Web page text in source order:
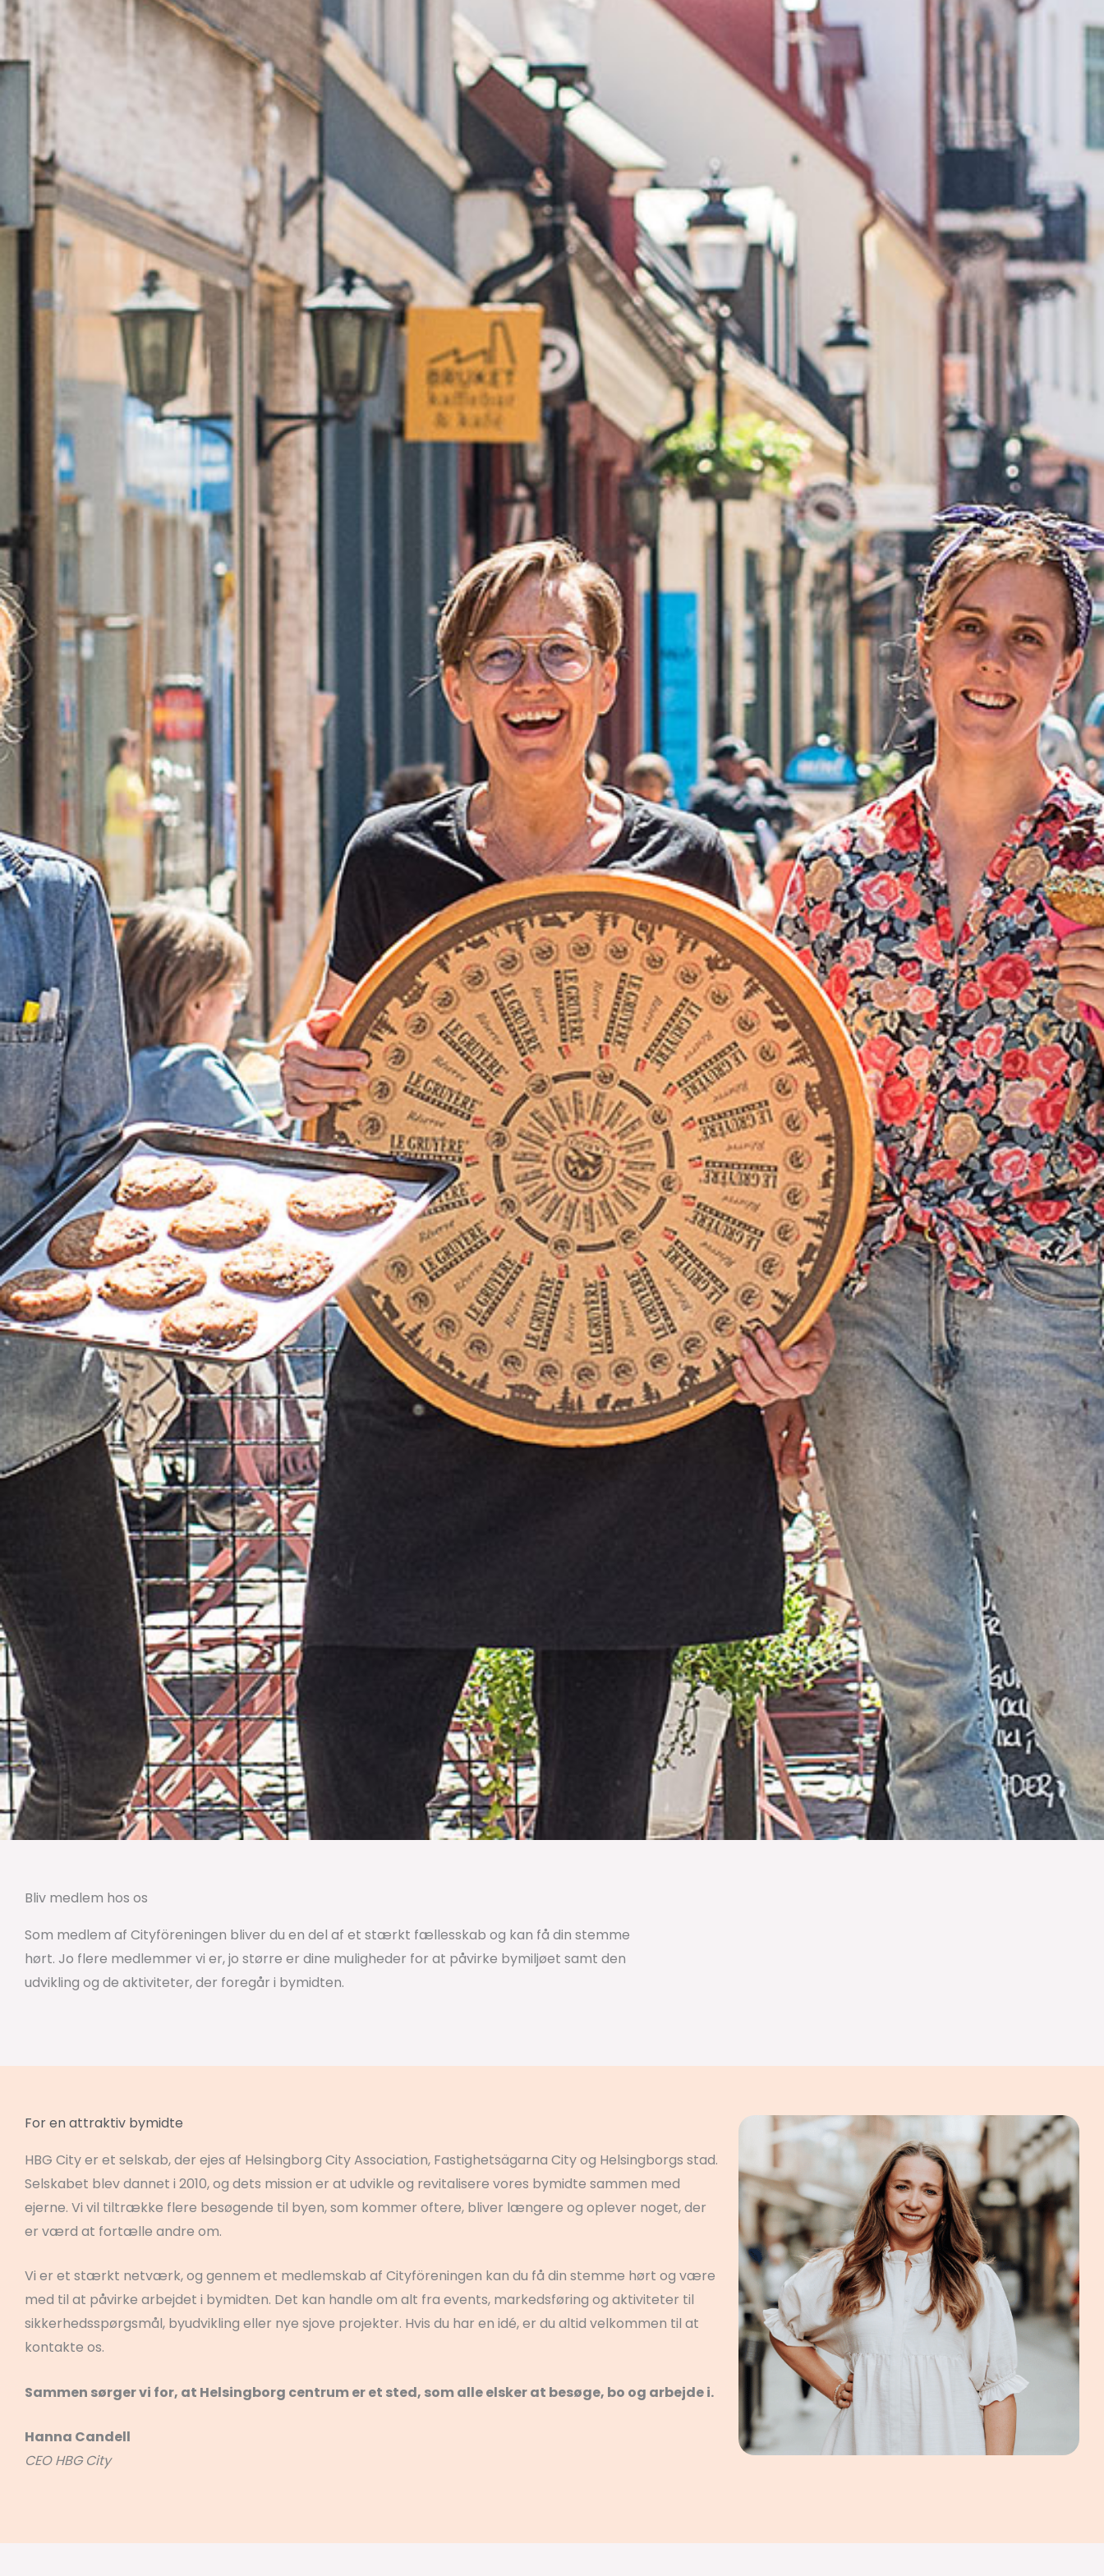
Bliv medlem hos os
Som medlem af Cityföreningen bliver du en del af et stærkt fællesskab og kan få din stemme
hørt. Jo flere medlemmer vi er, jo større er dine muligheder for at påvirke bymiljøet samt den
udvikling og de aktiviteter, der foregår i bymidten.
For en attraktiv bymidte
HBG City er et selskab, der ejes af Helsingborg City Association, Fastighetsägarna City og Helsingborgs stad.
Selskabet blev dannet i 2010, og dets mission er at udvikle og revitalisere vores bymidte sammen med
ejerne. Vi vil tiltrække flere besøgende til byen, som kommer oftere, bliver længere og oplever noget, der
er værd at fortælle andre om.
Vi er et stærkt netværk, og gennem et medlemskab af Cityföreningen kan du få din stemme hørt og være
med til at påvirke arbejdet i bymidten. Det kan handle om alt fra events, markedsføring og aktiviteter til
sikkerhedsspørgsmål, byudvikling eller nye sjove projekter. Hvis du har en idé, er du altid velkommen til at
kontakte os.
Sammen sørger vi for, at Helsingborg centrum er et sted, som alle elsker at besøge, bo og arbejde i.
Hanna Candell
CEO HBG City